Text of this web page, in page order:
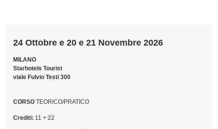
24 Ottobre e 20 e 21 Novembre 2026
MILANO
Starhotels Tourist
viale Fulvio Testi 300
CORSO TEORICO/PRATICO
Crediti: 11 + 22